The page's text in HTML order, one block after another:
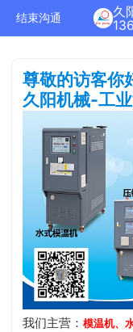
结束沟通
久
尊敬的访客你
久阳机械-工业
我们主营：模温机、